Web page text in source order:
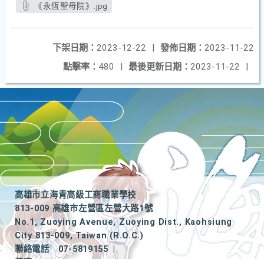
《永恆聖母院》.jpg
發佈日期： 2023-11-22
下架日期： 2023-12-22
|
最後更新日期： 2023-11-22 |
點擊率： 480 |
高雄市立海青高級工商職業學校
813-009 高雄市左營區左營大路1號
No.1, Zuoying Avenue, Zuoying Dist., Kaohsiung
City 813-009, Taiwan (R.O.C.)
聯絡電話
07-5819155
|